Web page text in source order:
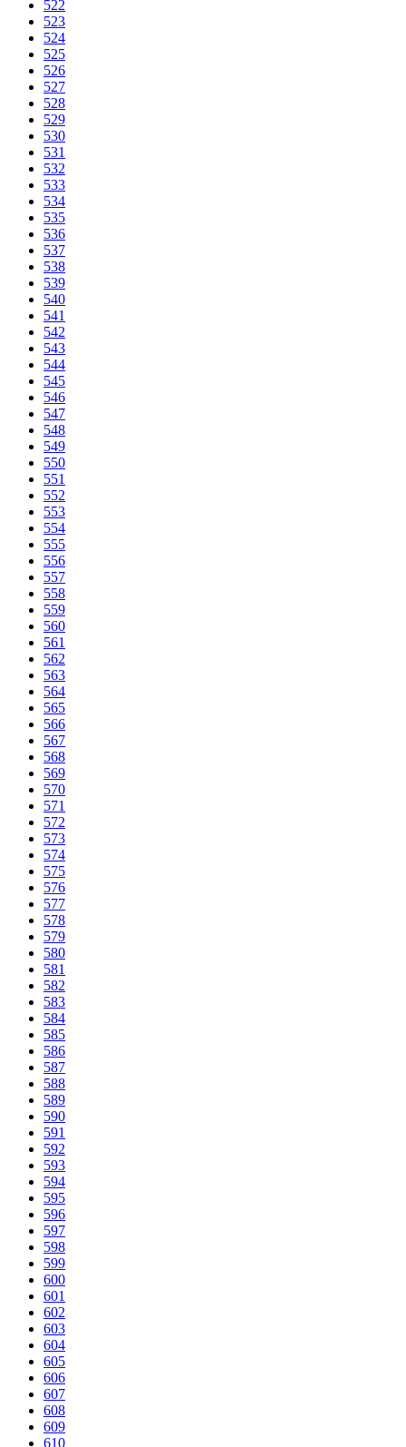
522
523
524
525
526
527
528
529
530
531
532
533
534
535
536
537
538
539
540
541
542
543
544
545
546
547
548
549
550
551
552
553
554
555
556
557
558
559
560
561
562
563
564
565
566
567
568
569
570
571
572
573
574
575
576
577
578
579
580
581
582
583
584
585
586
587
588
589
590
591
592
593
594
595
596
597
598
599
600
601
602
603
604
605
606
607
608
609
610